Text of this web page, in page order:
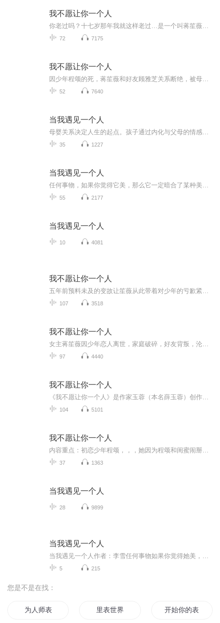
我不愿让你一个人
72 7175
我不愿让你一个人
52 7640
当我遇见一个人
35 1227
当我遇见一个人
55 2177
当我遇见一个人
10 4081
我不愿让你一个人
107 3518
我不愿让你一个人
97 4440
我不愿让你一个人
104 5101
我不愿让你一个人
37 1363
当我遇见一个人
28 9899
当我遇见一个人
5 215
您是不是在找：
为人师表 里表世界 开始你的表演